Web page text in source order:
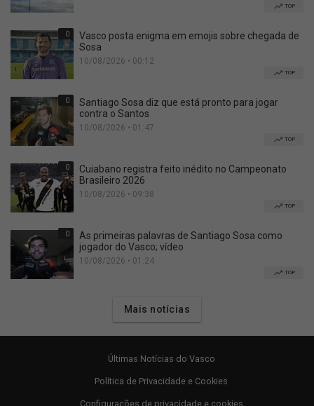
TOP
0
Vasco posta enigma em emojis sobre chegada de
Sosa
10/08/2026 • 00:12
TOP
0
Santiago Sosa diz que está pronto para jogar
contra o Santos
10/08/2026 • 01:47
TOP
0
Cuiabano registra feito inédito no Campeonato
Brasileiro 2026
10/08/2026 • 09:38
TOP
0
As primeiras palavras de Santiago Sosa como
jogador do Vasco; vídeo
10/08/2026 • 01:24
TOP
Mais notícias
Últimas Notícias do Vasco
Política de Privacidade e Cookies
Configurações de privacidade e cookies